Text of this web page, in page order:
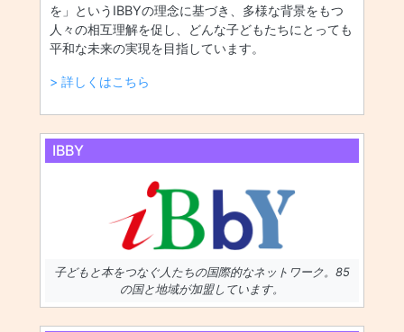
を」というIBBYの理念に基づき、多様な背景をもつ
人々の相互理解を促し、どんな子どもたちにとっても
平和な未来の実現を目指しています。
> 詳しくはこちら
IBBY
子どもと本をつなぐ人たちの国際的なネットワーク。85
の国と地域が加盟しています。